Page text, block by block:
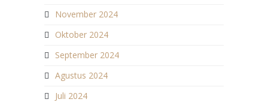
November 2024
Oktober 2024
September 2024
Agustus 2024
Juli 2024